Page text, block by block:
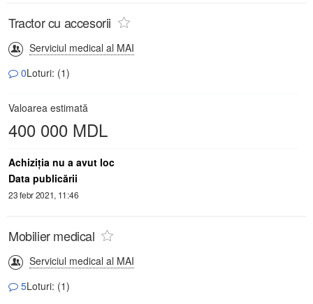
Tractor cu accesorii
Serviciul medical al MAI
0Loturi: (1)
Valoarea estimată
400 000 MDL
Achiziţia nu a avut loc
Data publicării
23 febr 2021, 11:46
Mobilier medical
Serviciul medical al MAI
5Loturi: (1)